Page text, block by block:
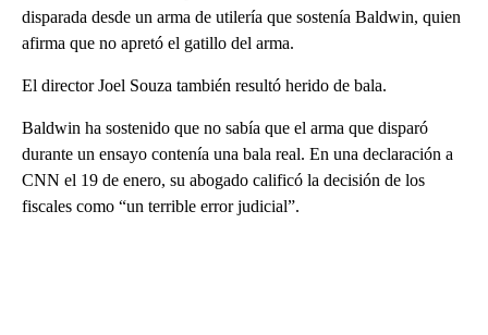
disparada desde un arma de utilería que sostenía Baldwin, quien
afirma que no apretó el gatillo del arma.
El director Joel Souza también resultó herido de bala.
Baldwin ha sostenido que no sabía que el arma que disparó
durante un ensayo contenía una bala real. En una declaración a
CNN el 19 de enero, su abogado calificó la decisión de los
fiscales como “un terrible error judicial”.